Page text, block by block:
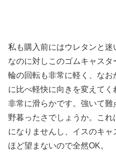
私も購入前にはウレタンと
なのに対しこのゴムキャス
輪の回転も非常に軽く、な
に比べ軽快に向きを変えて
非常に滑らかです。強いて
野暮ったさでしょうか。こ
になりませんし、イスのキ
ほど望まないので全然OK。